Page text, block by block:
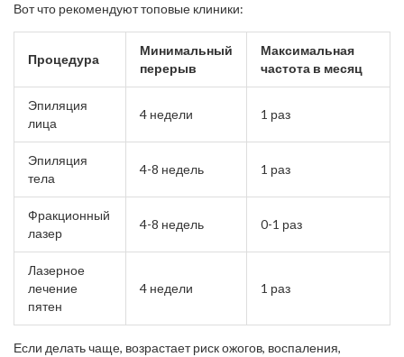
Вот что рекомендуют топовые клиники:
Процедура
Минимальный
перерыв
Максимальная
частота в месяц
Эпиляция
лица
4 недели 1 раз
Эпиляция
тела
4-8 недель 1 раз
Фракционный
лазер
4-8 недель 0-1 раз
Лазерное
лечение
пятен
4 недели 1 раз
Если делать чаще, возрастает риск ожогов, воспаления,